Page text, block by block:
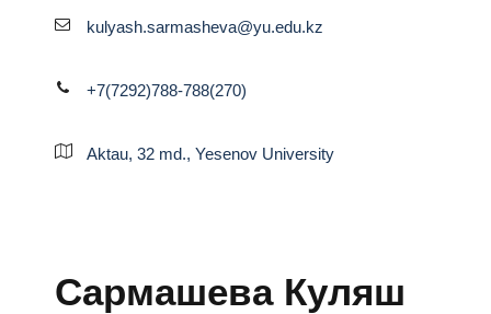
kulyash.sarmasheva@yu.edu.kz
+7(7292)788-788(270)
Aktau, 32 md., Yesenov University
Сармашева Куляш